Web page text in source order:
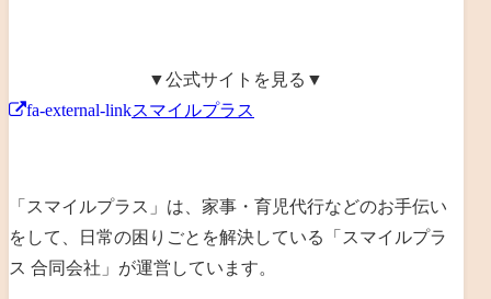
▼公式サイトを見る▼
fa-external-linkスマイルプラス
「スマイルプラス」は、 家事・育児代行などのお手伝い
をして、日常の困りごとを解決している「 スマイルプラ
ス 合同会社 」が運営しています。